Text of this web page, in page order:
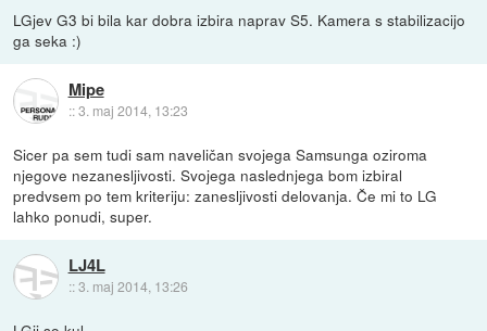
LGjev G3 bi bila kar dobra izbira naprav S5. Kamera s stabilizacijo
ga seka :)
Mipe
::3. maj 2014, 13:23
Sicer pa sem tudi sam naveličan svojega Samsunga oziroma
njegove nezanesljivosti. Svojega naslednjega bom izbiral
predvsem po tem kriteriju: zanesljivosti delovanja. Če mi to LG
lahko ponudi, super.
LJ4L
::3. maj 2014, 13:26